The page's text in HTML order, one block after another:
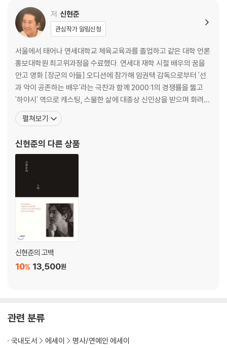
소한 이야기
저 신현준
관심작가 알림신청
서울에서 태어나 연세대학교 체육교육과를 졸업하고 같은 대학 언론
홍보대학원 최고위과정을 수료했다. 연세대 재학 시절 배우의 꿈을
안고 영화 [장군의 아들] 오디션에 참가해 임권택 감독으로부터 '선
과 악이 공존하는 배우'라는 극찬과 함께 2000:1의 경쟁률을 뚫고
'하야시' 역으로 캐스팅, 스물한 살에 대종상 신인상을 받으며 화려하
게 스크린에 데뷔했다. 이후 장선우 감독의 [화엄경], 임권택 감독의
[태백산맥] 등 예술성 있는 작품과 함께 대한민국 첫 판타지 [은행나
션 [블루], 첫 와이어 액션 사극 [비천무
펼쳐보기
신현준의 다른 상품
신현준의 고백
13,500원
10%
관련 분류
국내도서 에세이
명사/연예인 에세이